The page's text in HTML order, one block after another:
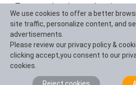
- Temporadas de oro de
mayo, septiembre a octubre) :
brisa suave y sol brillante. En
montaña están en plena
bosques se ablan con colores.
tiempos para practicar
- Temporada de verano (junio a
We use cookies to offer a better
site traffic, personalize content, and
advertisements.
Please review our privacy policy &
clicking accept,you consent to our
cookies.